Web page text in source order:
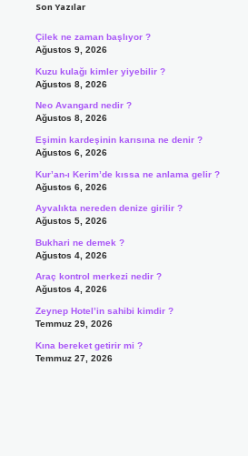
Son Yazılar
Çilek ne zaman başlıyor ?
Ağustos 9, 2026
Kuzu kulağı kimler yiyebilir ?
Ağustos 8, 2026
Neo Avangard nedir ?
Ağustos 8, 2026
Eşimin kardeşinin karısına ne denir ?
Ağustos 6, 2026
Kur’an-ı Kerim’de kıssa ne anlama gelir ?
Ağustos 6, 2026
Ayvalıkta nereden denize girilir ?
Ağustos 5, 2026
Bukhari ne demek ?
Ağustos 4, 2026
Araç kontrol merkezi nedir ?
Ağustos 4, 2026
Zeynep Hotel’in sahibi kimdir ?
Temmuz 29, 2026
Kına bereket getirir mi ?
Temmuz 27, 2026